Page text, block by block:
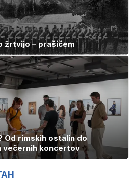
žrtvijo – prašičem
Od rimskih ostalin do
večernih koncertov